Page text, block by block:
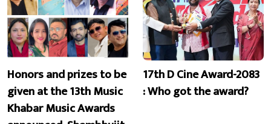
Honors and prizes to be
given at the 13th Music
Khabar Music Awards
17th D Cine Award-2083
: Who got the award?